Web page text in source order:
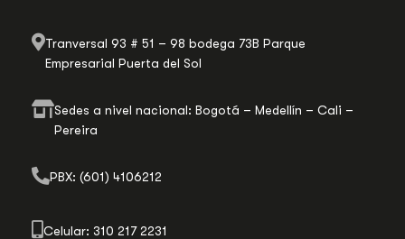
Tranversal 93 # 51 – 98 bodega 73B Parque
Empresarial Puerta del Sol
Sedes a nivel nacional: Bogotá – Medellín – Cali –
Pereira
PBX: (601) 4106212
Celular: 310 217 2231